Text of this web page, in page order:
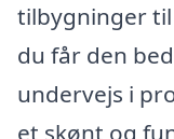
tilbygninger
du får den
undervejs i
et skønt og